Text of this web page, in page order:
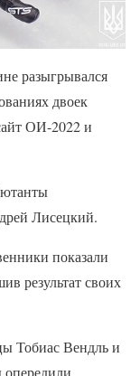
разыгрывался
двоек
ОИ-2022 и
Лисецкий.
показали
результат своих
Тобиас Вендль и